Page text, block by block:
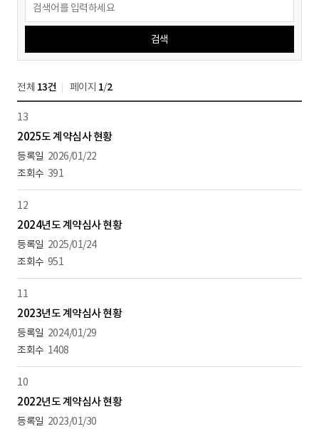
검색
전체 13건 페이지 1/2
13
2025도 계약심사 현황
2026/01/22
391
12
2024년도 계약심사 현황
2025/01/24
951
11
2023년도 계약심사 현황
2024/01/29
1408
10
2022년도 계약심사 현황
2023/01/30